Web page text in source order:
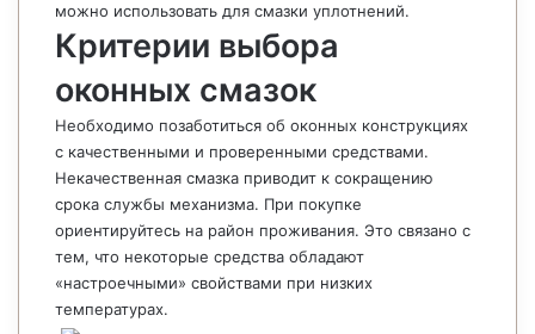
можно использовать для смазки уплотнений.
Критерии выбора
оконных смазок
Необходимо позаботиться об оконных конструкциях
с качественными и проверенными средствами.
Некачественная смазка приводит к сокращению
срока службы механизма. При покупке
ориентируйтесь на район проживания. Это связано с
тем, что некоторые средства обладают
«настроечными» свойствами при низких
температурах.